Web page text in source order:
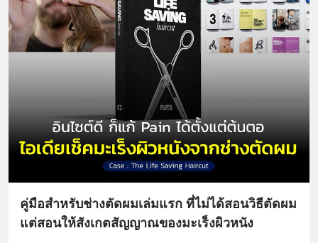
คู่มือสำหรับช่างตัดผมเล่มแรก ที่ไม่ได้สอนวิธีตัดผม
แต่สอนให้สังเกตสัญญาณของมะเร็งผิวหนัง